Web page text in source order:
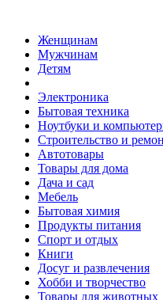
Женщинам
Мужчинам
Детям
Электроника
Бытовая техника
Ноутбуки и
Строительство и
Автотовары
Товары для дома
Дача и сад
Мебель
Бытовая химия
Продукты питания
Спорт и отдых
Книги
Досуг и развлечения
Хобби и творчество
Товары для животных